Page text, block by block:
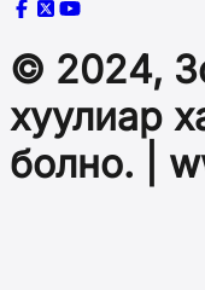
© 2024,
хуулиар
болно. |